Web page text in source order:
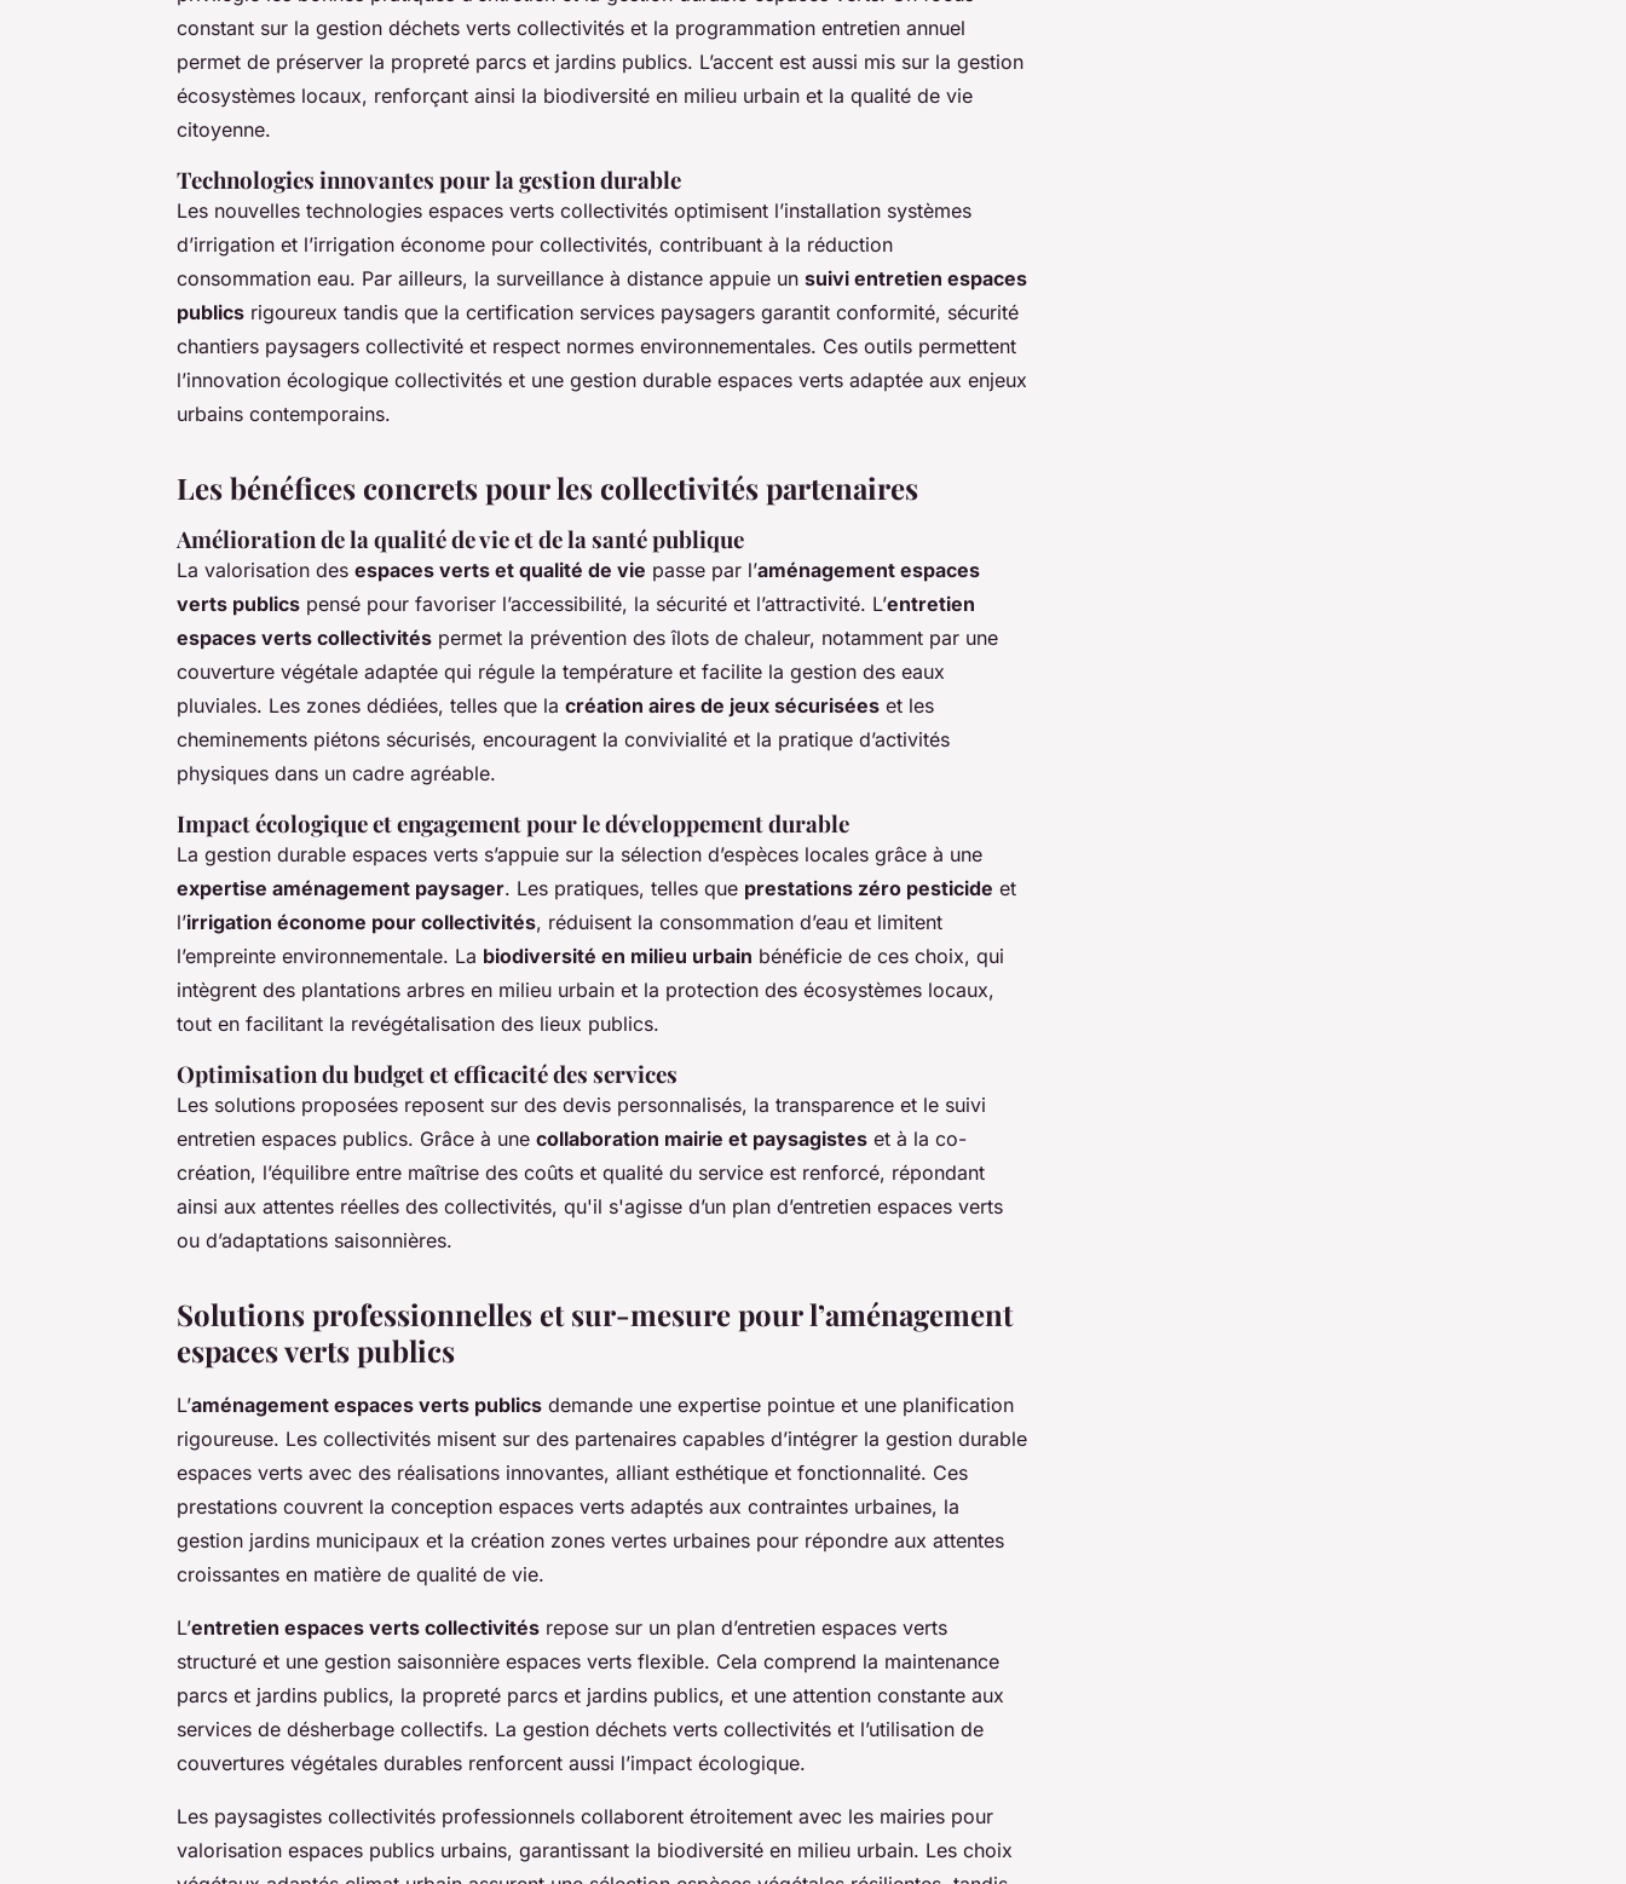
constant sur la gestion déchets verts collectivités et la programmation entretien annuel
permet de préserver la propreté parcs et jardins publics. L’accent est aussi mis sur la gestion
écosystèmes locaux, renforçant ainsi la biodiversité en milieu urbain et la qualité de vie
citoyenne.
Technologies innovantes pour la gestion durable
Les nouvelles technologies espaces verts collectivités optimisent l’installation systèmes
d’irrigation et l’irrigation économe pour collectivités, contribuant à la réduction
consommation eau. Par ailleurs, la surveillance à distance appuie un suivi entretien espaces
publics rigoureux tandis que la certification services paysagers garantit conformité, sécurité
chantiers paysagers collectivité et respect normes environnementales. Ces outils permettent
l’innovation écologique collectivités et une gestion durable espaces verts adaptée aux enjeux
urbains contemporains.
Les bénéfices concrets pour les collectivités partenaires
Amélioration de la qualité de vie et de la santé publique
La valorisation des espaces verts et qualité de vie passe par l’aménagement espaces
verts publics pensé pour favoriser l’accessibilité, la sécurité et l’attractivité. L’entretien
espaces verts collectivités permet la prévention des îlots de chaleur, notamment par une
couverture végétale adaptée qui régule la température et facilite la gestion des eaux
pluviales. Les zones dédiées, telles que la création aires de jeux sécurisées et les
cheminements piétons sécurisés, encouragent la convivialité et la pratique d’activités
physiques dans un cadre agréable.
Impact écologique et engagement pour le développement durable
La gestion durable espaces verts s’appuie sur la sélection d’espèces locales grâce à une
expertise aménagement paysager. Les pratiques, telles que prestations zéro pesticide et
l’irrigation économe pour collectivités, réduisent la consommation d’eau et limitent
l’empreinte environnementale. La biodiversité en milieu urbain bénéficie de ces choix, qui
intègrent des plantations arbres en milieu urbain et la protection des écosystèmes locaux,
tout en facilitant la revégétalisation des lieux publics.
Optimisation du budget et efficacité des services
Les solutions proposées reposent sur des devis personnalisés, la transparence et le suivi
entretien espaces publics. Grâce à une collaboration mairie et paysagistes et à la co-
création, l’équilibre entre maîtrise des coûts et qualité du service est renforcé, répondant
ainsi aux attentes réelles des collectivités, qu'il s'agisse d’un plan d’entretien espaces verts
ou d’adaptations saisonnières.
Solutions professionnelles et sur-mesure pour l’aménagement
espaces verts publics
L’aménagement espaces verts publics demande une expertise pointue et une planification
rigoureuse. Les collectivités misent sur des partenaires capables d’intégrer la gestion durable
espaces verts avec des réalisations innovantes, alliant esthétique et fonctionnalité. Ces
prestations couvrent la conception espaces verts adaptés aux contraintes urbaines, la
gestion jardins municipaux et la création zones vertes urbaines pour répondre aux attentes
croissantes en matière de qualité de vie.
L’entretien espaces verts collectivités repose sur un plan d’entretien espaces verts
structuré et une gestion saisonnière espaces verts flexible. Cela comprend la maintenance
parcs et jardins publics, la propreté parcs et jardins publics, et une attention constante aux
services de désherbage collectifs. La gestion déchets verts collectivités et l’utilisation de
couvertures végétales durables renforcent aussi l’impact écologique.
Les paysagistes collectivités professionnels collaborent étroitement avec les mairies pour
valorisation espaces publics urbains, garantissant la biodiversité en milieu urbain. Les choix